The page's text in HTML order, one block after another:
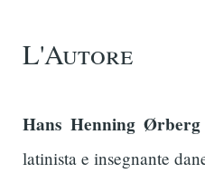
L'Autore
Hans Henning Ørberg
latinista e insegnante